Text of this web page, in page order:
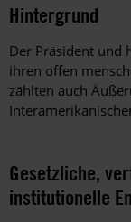
Hintergrund
Der Präsident und
ihren offen
zählten auch
Gesetzliche,
institutionelle